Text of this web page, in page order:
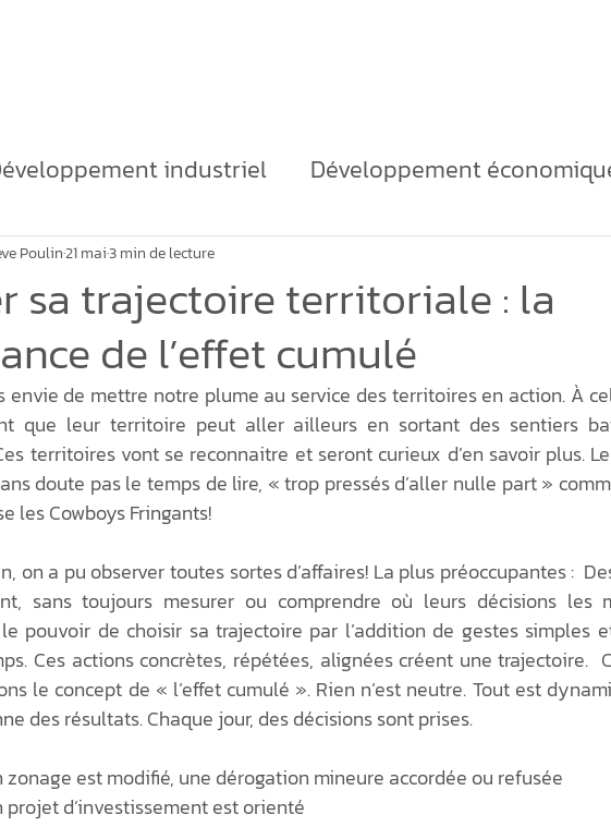
industriel Développement
du territoire Marketing territorial
parc industriels Densification Immobilière
économie régénérative Chaînes
2025 Tarif douanier
au Québec Culture au Québec Intelligence
sa trajectoire territoriale : la
de l’effet cumulé
Poulin21 mai3 min de lecture
envie de mettre notre plume au service des territoires en action. À
que leur territoire peut aller ailleurs en sortant des sentiers
territoires vont se reconnaitre et seront curieux d’en savoir plus.
doute pas le temps de lire, « trop pressés d’aller nulle part »
les Cowboys Fringants!
on a pu observer toutes sortes d’affaires! La plus préoccupantes :
sans toujours mesurer ou comprendre où leurs décisions les
pouvoir de choisir sa trajectoire par l’addition de gestes simples
Ces actions concrètes, répétées, alignées créent une trajectoire.
le concept de « l’effet cumulé ». Rien n’est neutre. Tout est
des résultats. Chaque jour, des décisions sont prises.
zonage est modifié, une dérogation mineure accordée ou refusée
projet d’investissement est orienté